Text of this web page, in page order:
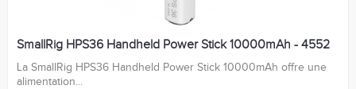
SmallRig HPS36 Handheld Power Stick 10000mAh - 4552
La SmallRig HPS36 Handheld Power Stick 10000mAh offre une
alimentation...